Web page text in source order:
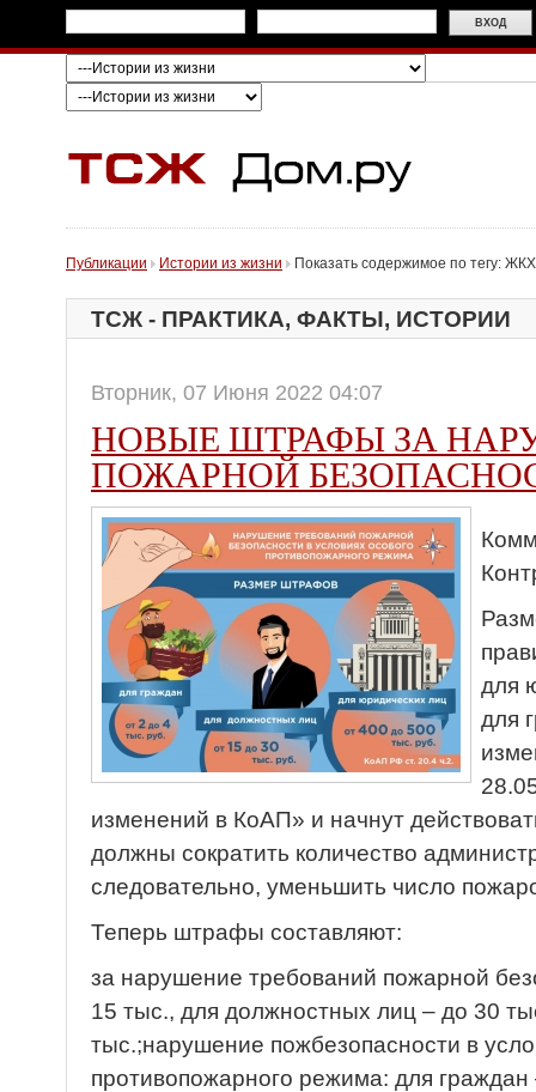
Публикации Истории из жизни Показать содержимое по тегу: ЖКХ
ТСЖ - ПРАКТИКА, ФАКТЫ, ИСТОРИИ
Вторник, 07 Июня 2022 04:07
НОВЫЕ ШТРАФЫ ЗА
ПОЖАРНОЙ
для
для
изменений в КоАП» и начнут
должны сократить количество
следовательно, уменьшить число
Теперь штрафы составляют:
за нарушение требований пожарной
15 тыс., для должностных лиц – до 30
тыс.;нарушение пожбезопасности в
противопожарного режима: для